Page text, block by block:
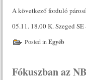
A következő forduló
05.11. 18.00 K. Szeged SE
Posted in Egyéb
Fókuszban az